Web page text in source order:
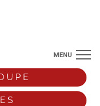
MENU